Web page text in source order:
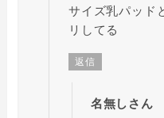
サイズ乳パッド
リしてる
返信
名無しさん